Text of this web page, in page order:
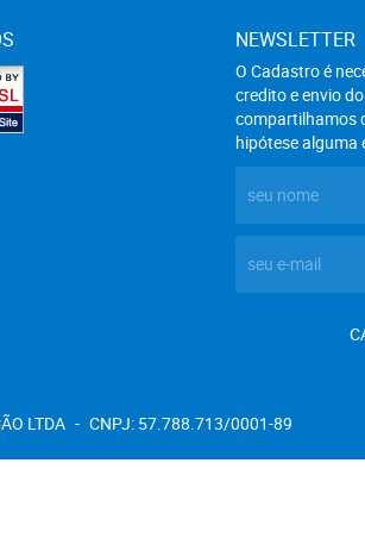
NEWSLETTER
O Cadastro é
credito e envio
compartilhamos
hipótese alguma
LTDA CNPJ: 57.788.713/0001-89